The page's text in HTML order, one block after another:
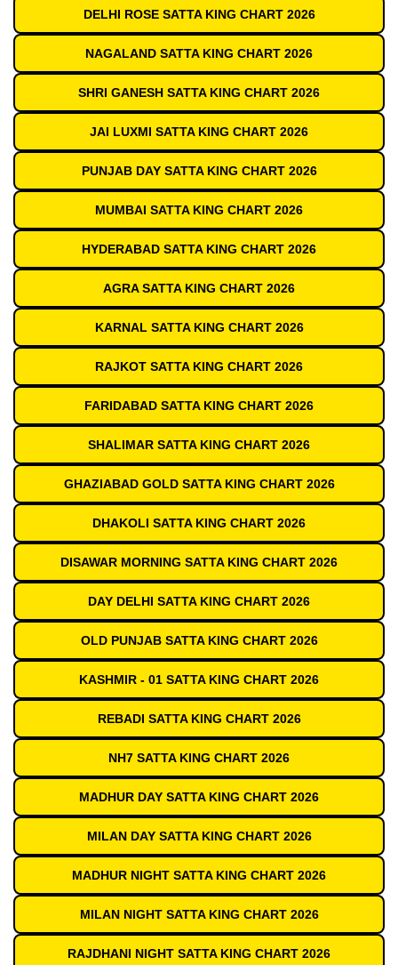
DELHI ROSE SATTA KING CHART 2026
NAGALAND SATTA KING CHART 2026
SHRI GANESH SATTA KING CHART 2026
JAI LUXMI SATTA KING CHART 2026
PUNJAB DAY SATTA KING CHART 2026
MUMBAI SATTA KING CHART 2026
HYDERABAD SATTA KING CHART 2026
AGRA SATTA KING CHART 2026
KARNAL SATTA KING CHART 2026
RAJKOT SATTA KING CHART 2026
FARIDABAD SATTA KING CHART 2026
SHALIMAR SATTA KING CHART 2026
GHAZIABAD GOLD SATTA KING CHART 2026
DHAKOLI SATTA KING CHART 2026
DISAWAR MORNING SATTA KING CHART 2026
DAY DELHI SATTA KING CHART 2026
OLD PUNJAB SATTA KING CHART 2026
KASHMIR - 01 SATTA KING CHART 2026
REBADI SATTA KING CHART 2026
NH7 SATTA KING CHART 2026
MADHUR DAY SATTA KING CHART 2026
MILAN DAY SATTA KING CHART 2026
MADHUR NIGHT SATTA KING CHART 2026
MILAN NIGHT SATTA KING CHART 2026
RAJDHANI NIGHT SATTA KING CHART 2026